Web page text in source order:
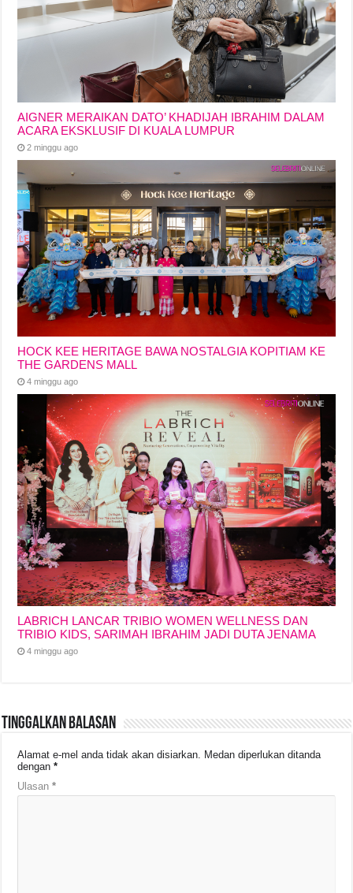
AIGNER MERAIKAN DATO’ KHADIJAH IBRAHIM DALAM
ACARA EKSKLUSIF DI KUALA LUMPUR
2 minggu ago
HOCK KEE HERITAGE BAWA NOSTALGIA KOPITIAM KE
THE GARDENS MALL
4 minggu ago
LABRICH LANCAR TRIBIO WOMEN WELLNESS DAN
TRIBIO KIDS, SARIMAH IBRAHIM JADI DUTA JENAMA
4 minggu ago
Tinggalkan Balasan
Alamat e-mel anda tidak akan disiarkan.
Medan diperlukan ditanda
dengan*
Ulasan*